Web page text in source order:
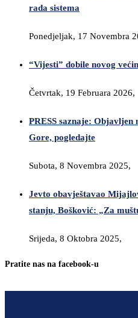
rada sistema
Ponedjeljak, 17 Novembra
“Vijesti” dobile novog
Četvrtak, 19 Februara 2026,
PRESS saznaje:
Gore, pogledajte
Subota, 8 Novembra 2025,
Jevto obavještavao
stanju, Bošković: „Za
Srijeda, 8 Oktobra 2025,
Pratite nas na facebook-u